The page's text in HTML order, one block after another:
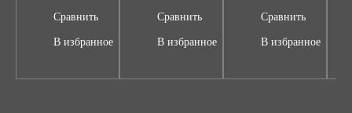
Сравнить
В избранное
Сравнить
В избранное
Сравнить
В избранное